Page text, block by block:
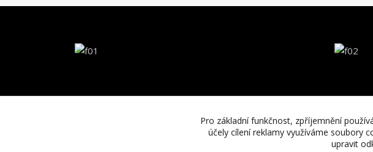
Pro základní funkčnost, zpříjemnění
účely cílení reklamy využíváme soubory
upravit